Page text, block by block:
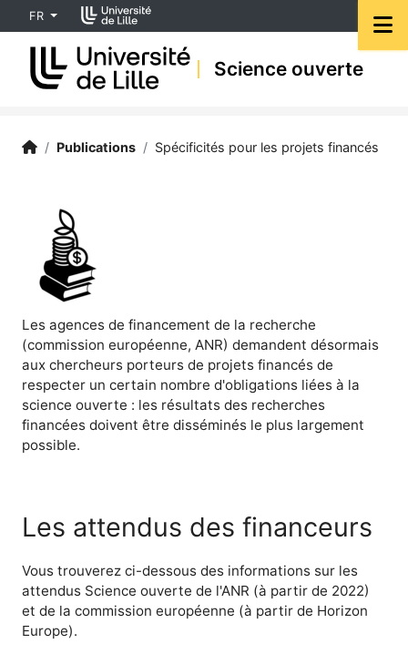
Accéder au menu principal
Accéder au contenu
FR
Science ouverte
Science ouverte | Université de Lille
Accueil
/ Publications / Spécificités pour les projets financés
Les agences de financement de la recherche
(commission européenne, ANR) demandent désormais
aux chercheurs porteurs de projets financés de
respecter un certain nombre d'obligations liées à la
science ouverte : les résultats des recherches
financées doivent être disséminés le plus largement
possible.
Les attendus des financeurs
Vous trouverez ci-dessous des informations sur les
attendus Science ouverte de l'ANR (à partir de 2022)
et de la commission européenne (à partir de Horizon
Europe).